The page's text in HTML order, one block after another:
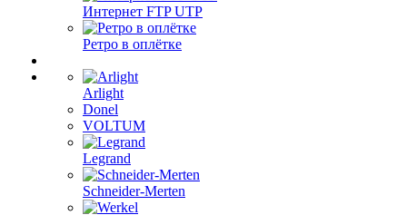
Интернет FTP UTP
Ретро в оплётке
Arlight
Donel
VOLTUM
Legrand
Schneider-Merten